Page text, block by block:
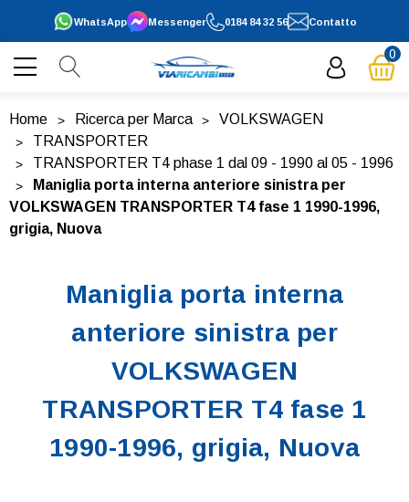
0184 84 32 56
WhatsApp Contatto
Messenger
0
Home Ricerca per Marca
VOLKSWAGEN
TRANSPORTER
TRANSPORTER T4 phase 1 dal 09 - 1990 al 05 - 1996
Maniglia porta interna anteriore sinistra per
VOLKSWAGEN TRANSPORTER T4 fase 1 1990-1996,
grigia, Nuova
Maniglia porta interna
anteriore sinistra per
VOLKSWAGEN
TRANSPORTER T4 fase 1
1990-1996, grigia, Nuova